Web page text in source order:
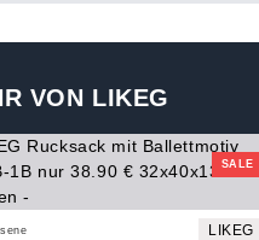
VON LIKEG
SALE
LIKEG